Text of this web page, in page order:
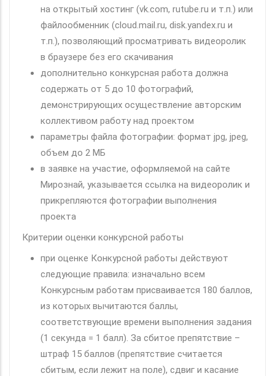
на открытый хостинг (vk.com, rutube.ru и т.п.) или
файлообменник (cloud.mail.ru, disk.yandex.ru и
т.п.), позволяющий просматривать видеоролик
в браузере без его скачивания
дополнительно конкурсная работа должна
содержать от 5 до 10 фотографий,
демонстрирующих осуществление авторским
коллективом работу над проектом
параметры файла фотографии: формат jpg, jpeg,
объем до 2 МБ
в заявке на участие, оформляемой на сайте
Мирознай, указывается ссылка на видеоролик и
прикрепляются фотографии выполнения
проекта
Критерии оценки конкурсной работы
при оценке Конкурсной работы действуют
следующие правила: изначально всем
Конкурсным работам присваивается 180 баллов,
из которых вычитаются баллы,
соответствующие времени выполнения задания
(1 секунда = 1 балл). За сбитое препятствие –
штраф 15 баллов (препятствие считается
сбитым, если лежит на поле), сдвиг и касание